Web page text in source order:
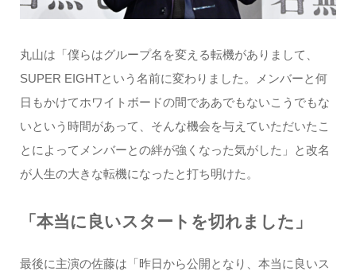
丸山は「僕らはグループ名を変える転機がありまして、
SUPER EIGHTという名前に変わりました。メンバーと何
日もかけてホワイトボードの間でああでもないこうでもな
いという時間があって、そんな機会を与えていただいたこ
とによってメンバーとの絆が強くなった気がした」と改名
が人生の大きな転機になったと打ち明けた。
「本当に良いスタートを切れました」
最後に主演の佐藤は「昨日から公開となり、本当に良いス